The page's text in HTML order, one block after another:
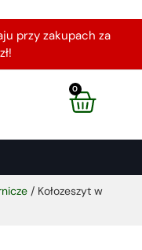
przy zakupach za
0
/ Kołozeszyt w